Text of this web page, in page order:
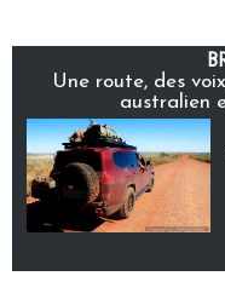
Une route, des
australien